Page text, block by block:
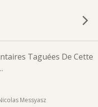
Taguées De Cette
Messyasz